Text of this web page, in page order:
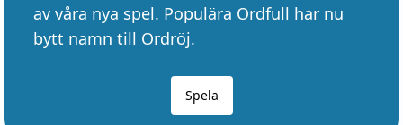
av våra nya spel. Populära Ordfull har nu
bytt namn till Ordröj.
Spela